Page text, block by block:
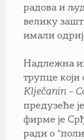
радова и
велику
имали
Надлежна
трупце који
Klječanin –
предузеће је
фирме је
ради о